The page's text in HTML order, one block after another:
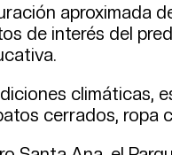
aproximada
de interés del
climáticas,
cerrados,